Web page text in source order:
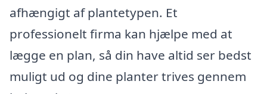
afhængigt af plantetypen. Et
professionelt firma kan hjælpe med at
lægge en plan, så din have altid ser bedst
muligt ud og dine planter trives gennem